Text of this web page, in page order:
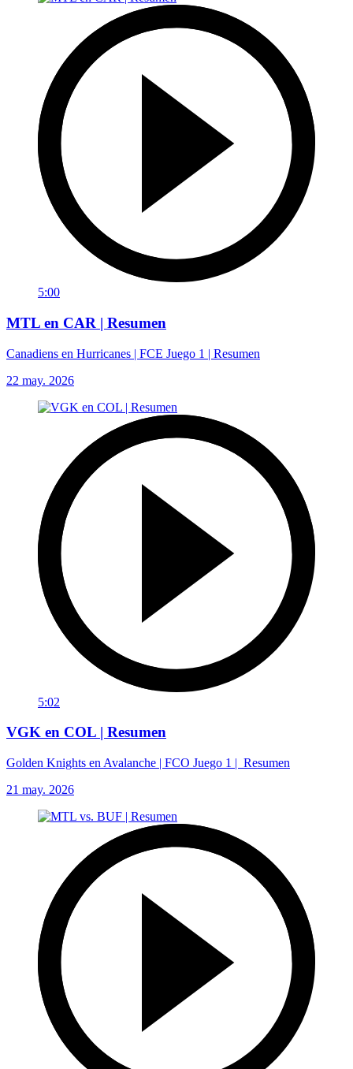
5:00
MTL en CAR | Resumen
Canadiens en Hurricanes | FCE Juego 1 | Resumen
22 may. 2026
5:02
VGK en COL | Resumen
Golden Knights en Avalanche | FCO Juego 1 | Resumen
21 may. 2026